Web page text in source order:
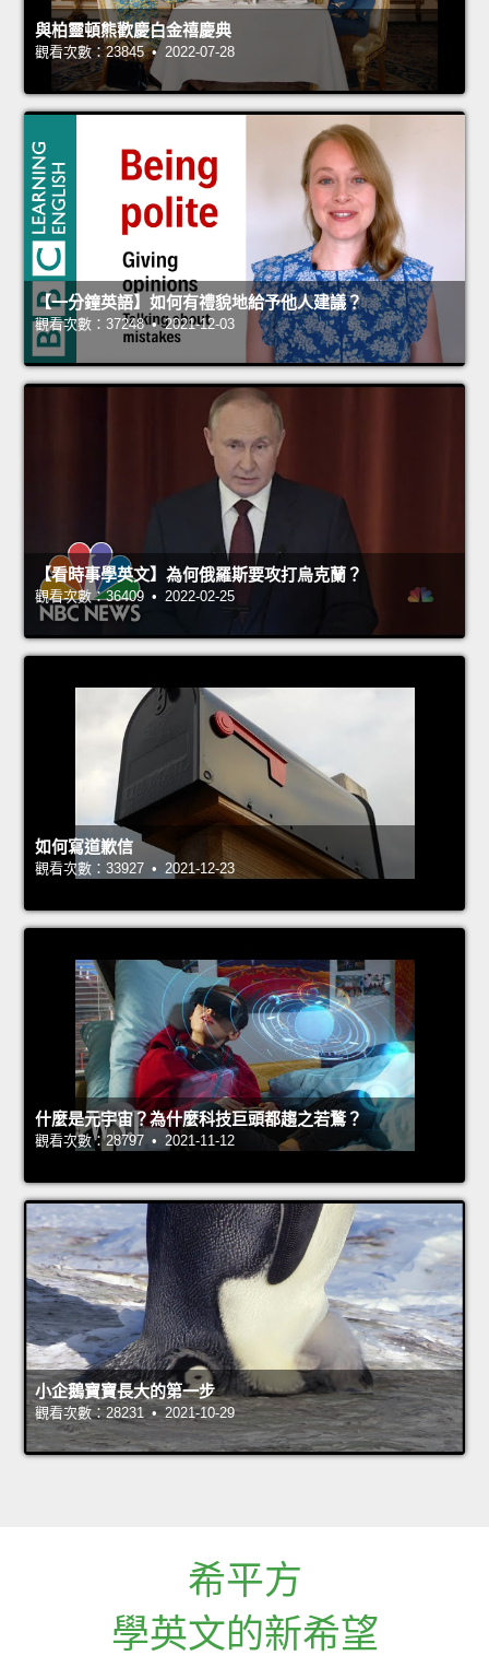
與柏靈頓熊歡慶白金禧慶典
觀看次數：23845 • 2022-07-28
【一分鐘英語】如何有禮貌地給予他人建議？
觀看次數：37248 • 2021-12-03
【看時事學英文】為何俄羅斯要攻打烏克蘭？
觀看次數：36409 • 2022-02-25
如何寫道歉信
觀看次數：33927 • 2021-12-23
什麼是元宇宙？為什麼科技巨頭都趨之若鶩？
觀看次數：28797 • 2021-11-12
小企鵝寶寶長大的第一步
觀看次數：28231 • 2021-10-29
希平方
學英文的新希望